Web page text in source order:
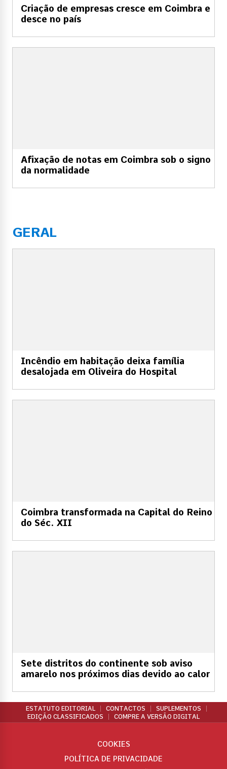
Criação de empresas cresce em Coimbra e
desce no país
Afixação de notas em Coimbra sob o signo
da normalidade
GERAL
Incêndio em habitação deixa família
desalojada em Oliveira do Hospital
Coimbra transformada na Capital do Reino
do Séc. XII
Sete distritos do continente sob aviso
amarelo nos próximos dias devido ao calor
ESTATUTO EDITORIAL CONTACTOS
SUPLEMENTOS
EDIÇÃO CLASSIFICADOS
COMPRE A VERSÃO DIGITAL
COOKIES
POLÍTICA DE PRIVACIDADE